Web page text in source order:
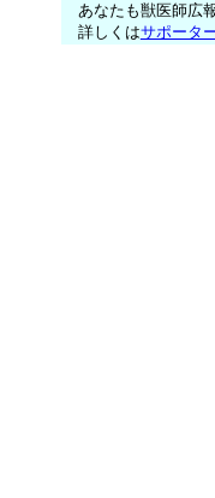
あなたも獣医師広
詳しくはサポータ